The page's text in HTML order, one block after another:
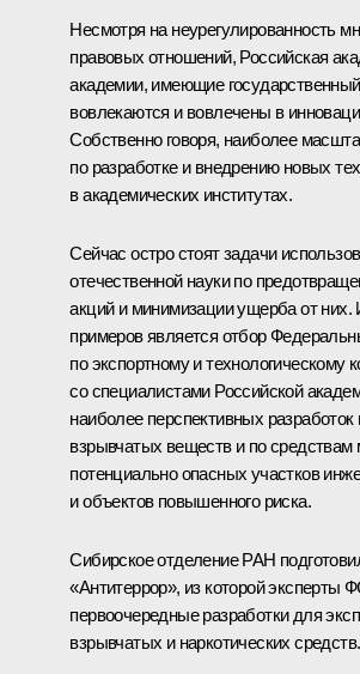
Несмотря на неурегулированность
правовых отношений, Российская
академии, имеющие государственный
вовлекаются и вовлечены в
Собственно говоря, наиболее
по разработке и внедрению новых
в академических институтах.
Сейчас остро стоят задачи
отечественной науки по
акций и минимизации ущерба от них.
примеров является отбор
по экспортному и технологическому
со специалистами Российской
наиболее перспективных
взрывчатых веществ и по средствам
потенциально опасных участков
и объектов повышенного риска.
Сибирское отделение РАН
«Антитеррор», из которой эксперты
первоочередные разработки для
взрывчатых и наркотических средств.